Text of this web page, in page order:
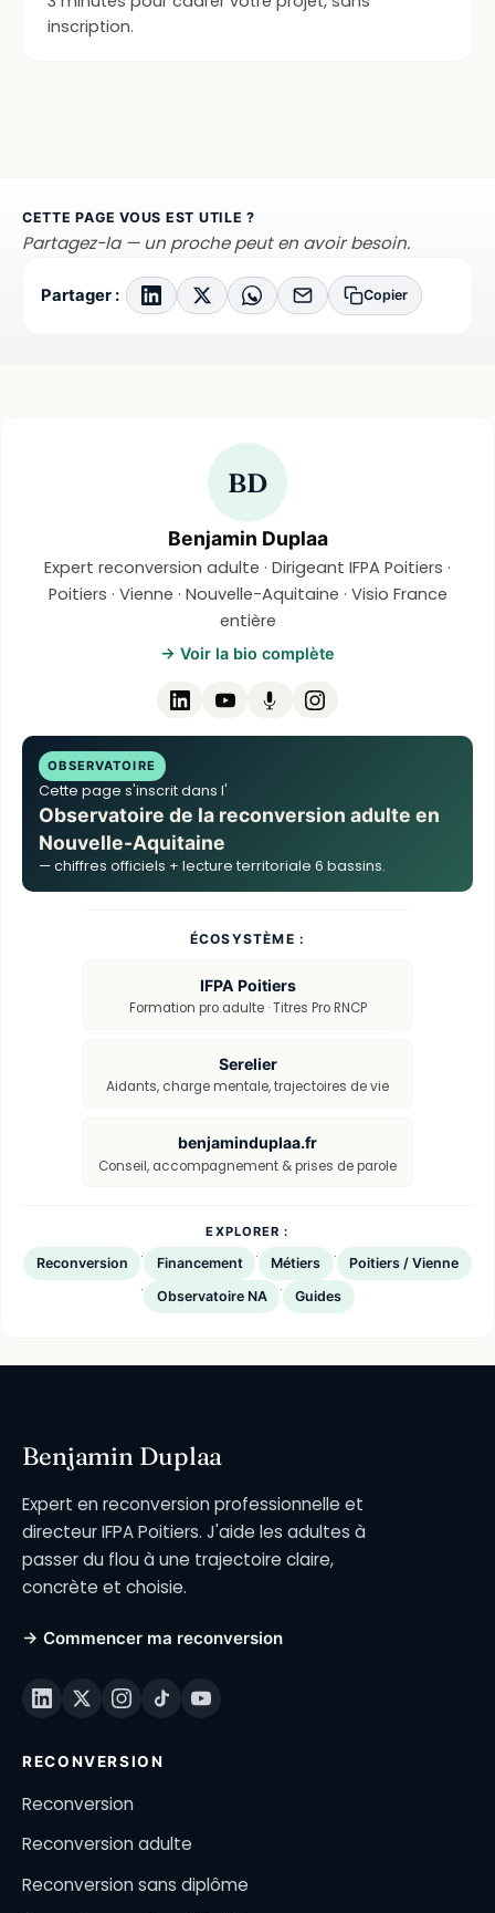
inscription.
CETTE PAGE VOUS EST UTILE ?
Partagez-la — un proche peut en avoir besoin.
Partager : Copier
BD
Benjamin Duplaa
Expert reconversion adulte · Dirigeant IFPA Poitiers ·
Poitiers · Vienne · Nouvelle-Aquitaine · Visio France
entière
→ Voir la bio complète
OBSERVATOIRE
Cette page s'inscrit dans l'
Observatoire de la reconversion adulte en
Nouvelle-Aquitaine
— chiffres officiels + lecture territoriale 6 bassins.
ÉCOSYSTÈME :
IFPA Poitiers
Formation pro adulte · Titres Pro RNCP
Serelier
Aidants, charge mentale, trajectoires de vie
benjaminduplaa.fr
Conseil, accompagnement & prises de parole
EXPLORER :
Reconversion · Financement · Métiers · Poitiers / Vienne
· Observatoire NA · Guides
Benjamin Duplaa
Expert en reconversion professionnelle et
directeur IFPA Poitiers. J'aide les adultes à
passer du flou à une trajectoire claire,
concrète et choisie.
→ Commencer ma reconversion
RECONVERSION
Reconversion
Reconversion adulte
Reconversion sans diplôme